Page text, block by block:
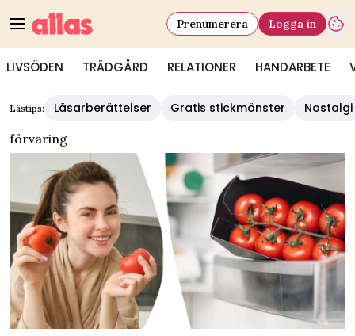
LIVSÖDEN TRÄDGÅRD RELATIONER HANDARBETE
Prenumerera Logga in
Lästips: Läsarberättelser Gratis stickmönster
Nostalgi
förvaring